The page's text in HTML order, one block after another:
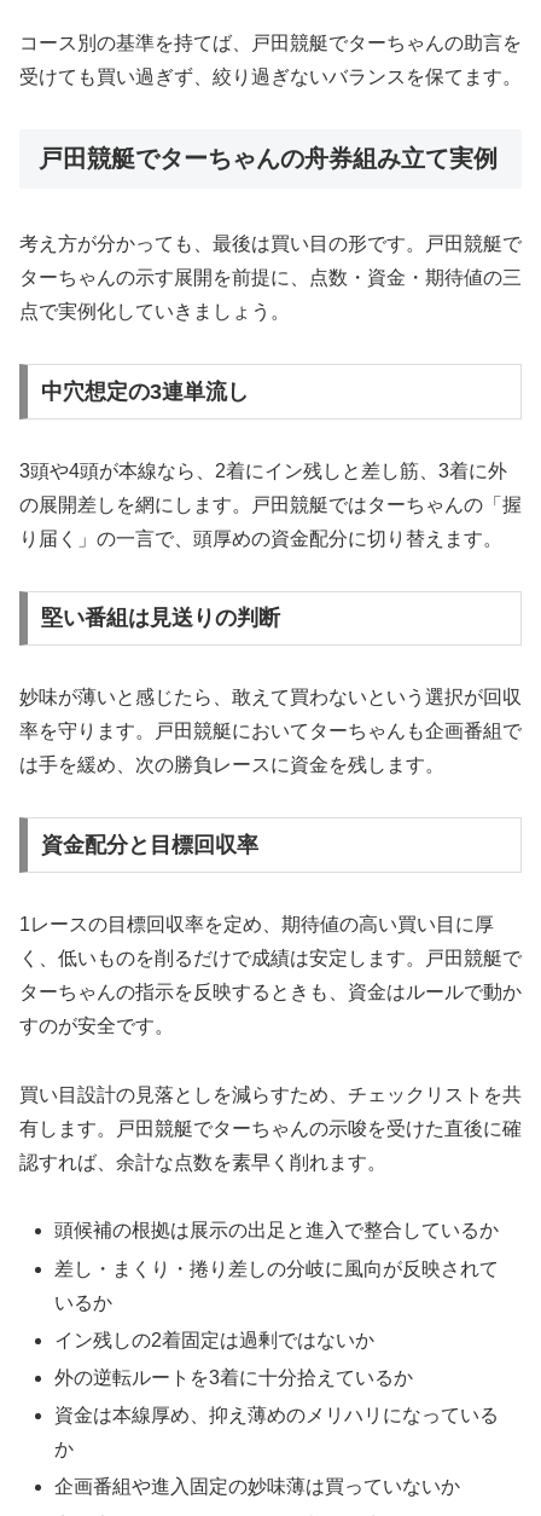
コース別の基準を持てば、戸田競艇でターちゃんの助言を
受けても買い過ぎず、絞り過ぎないバランスを保てます。
戸田競艇でターちゃんの舟券組み立て実例
考え方が分かっても、最後は買い目の形です。戸田競艇で
ターちゃんの示す展開を前提に、点数・資金・期待値の三
点で実例化していきましょう。
中穴想定の3連単流し
3頭や4頭が本線なら、2着にイン残しと差し筋、3着に外
の展開差しを網にします。戸田競艇ではターちゃんの「握
り届く」の一言で、頭厚めの資金配分に切り替えます。
堅い番組は見送りの判断
妙味が薄いと感じたら、敢えて買わないという選択が回収
率を守ります。戸田競艇においてターちゃんも企画番組で
は手を緩め、次の勝負レースに資金を残します。
資金配分と目標回収率
1レースの目標回収率を定め、期待値の高い買い目に厚
く、低いものを削るだけで成績は安定します。戸田競艇で
ターちゃんの指示を反映するときも、資金はルールで動か
すのが安全です。
買い目設計の見落としを減らすため、チェックリストを共
有します。戸田競艇でターちゃんの示唆を受けた直後に確
認すれば、余計な点数を素早く削れます。
頭候補の根拠は展示の出足と進入で整合しているか
差し・まくり・捲り差しの分岐に風向が反映されて
いるか
イン残しの2着固定は過剰ではないか
外の逆転ルートを3着に十分拾えているか
資金は本線厚め、抑え薄めのメリハリになっている
か
企画番組や進入固定の妙味薄は買っていないか